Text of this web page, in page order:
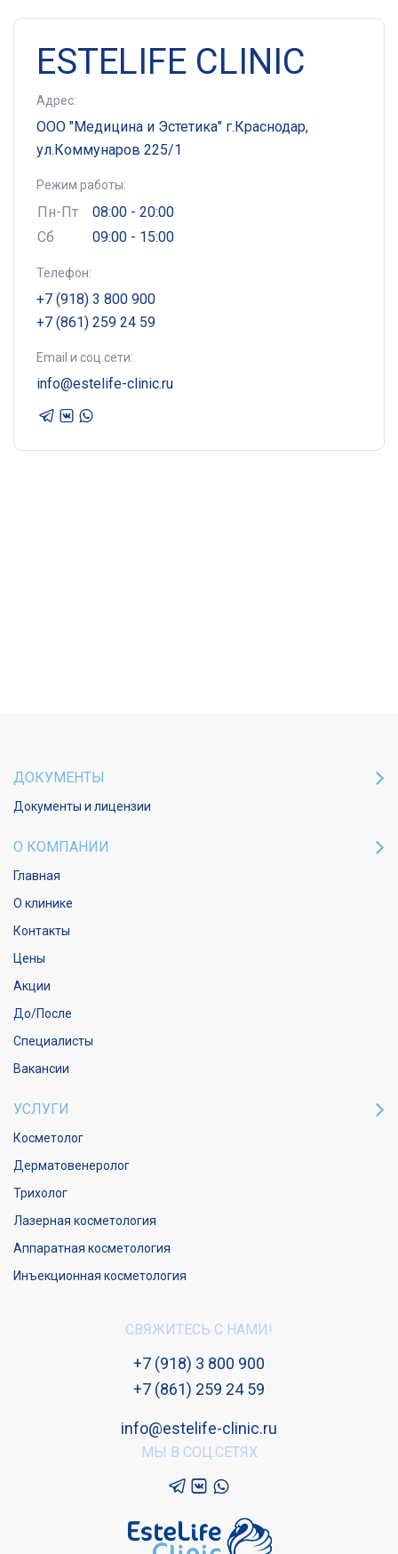
ESTELIFE CLINIC
Адрес:
ООО "Медицина и Эстетика" г.Краснодар,
ул.Коммунаров 225/1
Режим работы:
Пн-Пт
08:00 - 20:00
Сб
09:00 - 15:00
Телефон:
+7 (918) 3 800 900
+7 (861) 259 24 59
Email и соц.сети:
info@estelife-clinic.ru
ДОКУМЕНТЫ
Документы и лицензии
О КОМПАНИИ
Главная
О клинике
Контакты
Цены
Акции
До/После
Специалисты
Вакансии
УСЛУГИ
Косметолог
Дерматовенеролог
Трихолог
Лазерная косметология
Аппаратная косметология
Инъекционная косметология
СВЯЖИТЕСЬ С НАМИ!
+7 (918) 3 800 900
+7 (861) 259 24 59
info@estelife-clinic.ru
МЫ В СОЦ.СЕТЯХ